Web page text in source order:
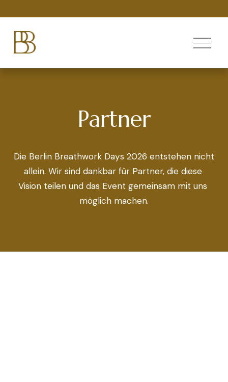
M
e
ü
Partner
Die Berlin Breathwork Days 2026 entstehen nicht
allein. Wir sind dankbar für Partner, die diese
Vision teilen und das Event gemeinsam mit uns
möglich machen.